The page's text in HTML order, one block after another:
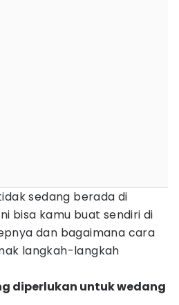
sedang berada di
bisa kamu buat sendiri di
dan bagaimana cara
langkah-langkah
diperlukan untuk wedang